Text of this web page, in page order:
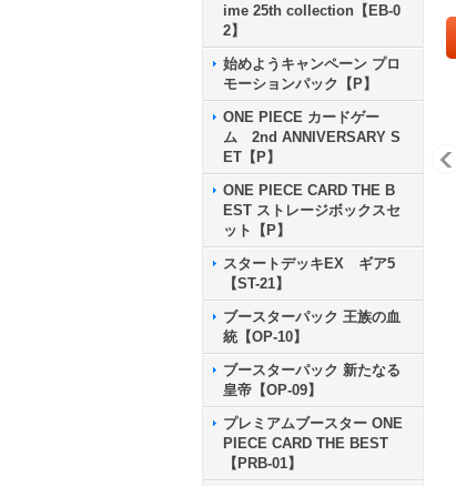
ime 25th collection【EB-0
2】
始めようキャンペーン プロ
モーションパック【P】
ONE PIECE カードゲー
ム 2nd ANNIVERSARY S
ET【P】
ONE PIECE CARD THE B
EST ストレージボックスセ
ット【P】
スタートデッキEX ギア5
【ST-21】
ブースターパック 王族の血
統【OP-10】
ブースターパック 新たなる
皇帝【OP-09】
プレミアムブースター ONE
PIECE CARD THE BEST
【PRB-01】